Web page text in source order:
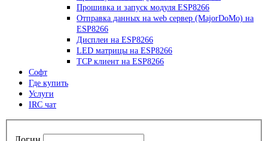
Прошивка и запуск модуля ESP8266
Отправка данных на web сервер (MajorDoMo) на
ESP8266
Дисплеи на ESP8266
LED матрицы на ESP8266
TCP клиент на ESP8266
Софт
Где купить
Услуги
IRC чат